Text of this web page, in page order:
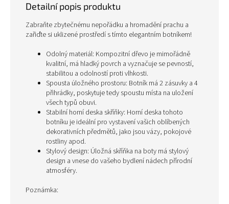
Detailní popis produktu
Zabraňte zbytečnému nepořádku a hromadění prachu a
zařiďte si uklizené prostředí s tímto elegantním botníkem!
Odolný materiál: Kompozitní dřevo je mimořádně
kvalitní, má hladký povrch a vyznačuje se pevností,
stabilitou a odolností proti vlhkosti.
Spousta úložného prostoru: Botník má 2 zásuvky a 4
přihrádky, poskytuje tedy spoustu místa na uložení
všech typů obuvi.
Stabilní horní deska skříňky: Horní deska tohoto
botníku je ideální pro vystavení vašich oblíbených
dekorativních předmětů, jako jsou vázy, pokojové
rostliny apod.
Stylový design: Úložná skříňka na boty má stylový
design a vnese do vašeho bydlení nádech přírodní
atmosféry.
Poznámka: